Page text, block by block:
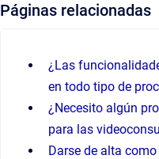
Páginas relacionadas
¿Las
en todo tipo de
¿Necesito algún
para las
Darse de alta